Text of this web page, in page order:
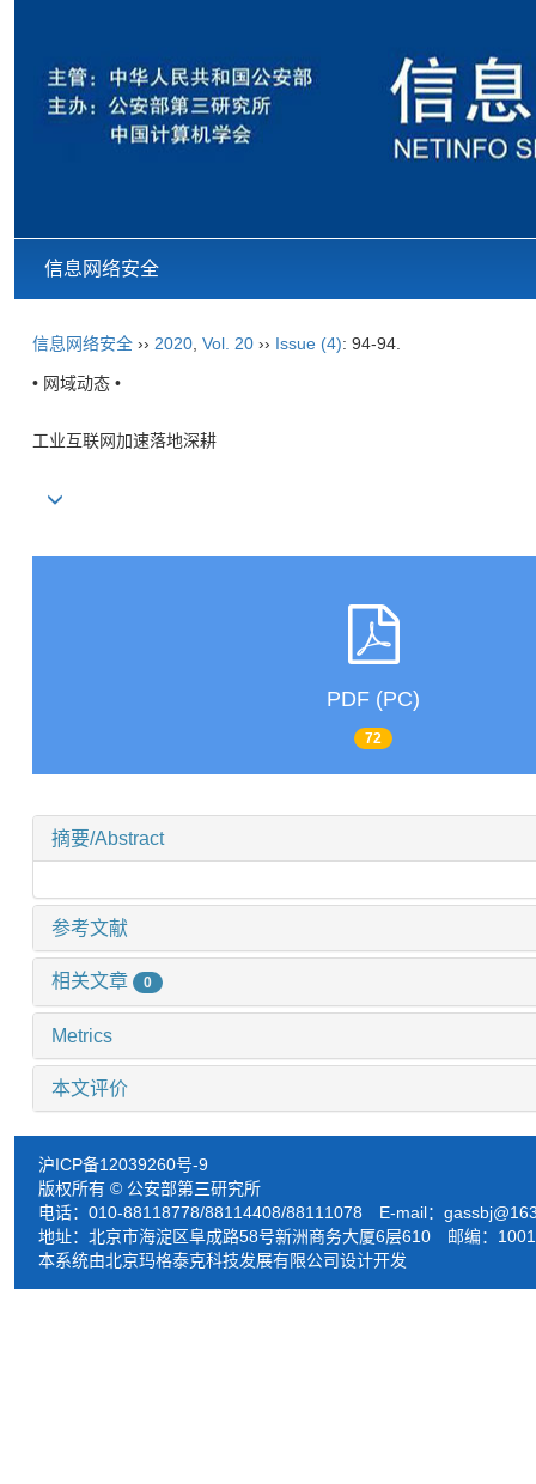
信息网络安全
信息网络安全 ›› 2020 Vol. 20 ›› Issue (4): 94-94.
• 网域动态 •
工业互联网加速落地深耕
PDF (PC)
72
摘要/Abstract
参考文献
相关文章 0
Metrics
本文评价
沪ICP备12039260号-9
版权所有 © 公安部第三研究所
电话：010-88118778/88114408/88111078 E-mail：
地址：北京市海淀区阜成路58号新洲商务大厦6层610 邮编：
本系统由北京玛格泰克科技发展有限公司设计开发